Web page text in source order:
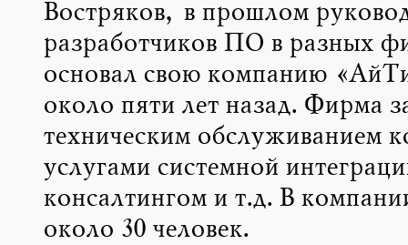
Востряков, в прошлом
разработчиков ПО в разных
основал свою компанию
около пяти лет назад. Фирма
техническим обслуживанием
услугами системной
консалтингом и т.д. В
около 30 человек.